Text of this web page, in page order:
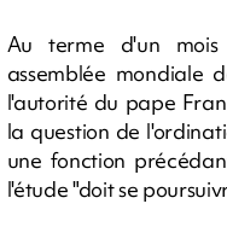
Au terme d'un
assemblée mondiale
l'autorité du pape
la question de
une fonction
l'étude "doit se